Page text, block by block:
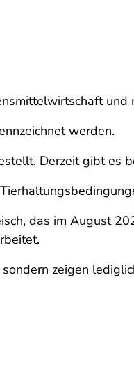
und
werden.
Derzeit gibt es
das im August
zeigen